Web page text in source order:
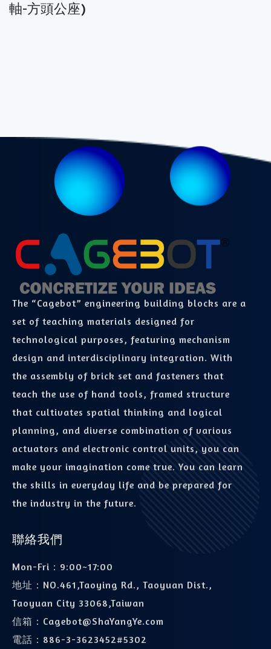
軸-方頭公座)
The “Cagebot” engineering building blocks are a
set of teaching materials designed for
technological purposes, featuring mechanism
design and interdisciplinary integration. With
the assembly of brick set and fasteners that
teach the use of hand tools, framed structure
that cultivates spatial thinking and logical
planning, and diverse combination of various
actuators and electronic control units, you can
make your imagination come true. You can learn
the skills in everyday life and be prepared for
the industry in the future.
聯絡我們
Mon-Fri：9:00~17:00
地址： NO.461,Taoying Rd., Taoyuan Dist.,
Taoyuan City 33068,Taiwan
信箱： Cagebot@ShaYangYe.com
電話： 886-3-3623452#5302